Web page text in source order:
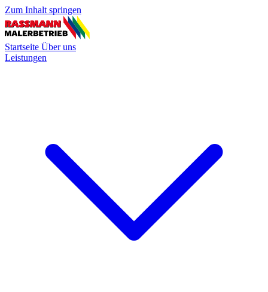
Zum Inhalt springen
Startseite Über uns
Leistungen